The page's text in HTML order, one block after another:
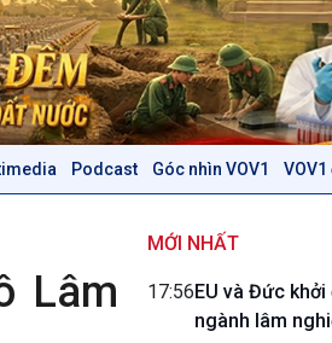
Podcast Góc nhìn VOV1
Trước giờ mở cửa
Dòng chảy Kinh tế
Mùa
Biển
Lâm
MỚI NHẤT
17:56EU và Đức
ngành lâm